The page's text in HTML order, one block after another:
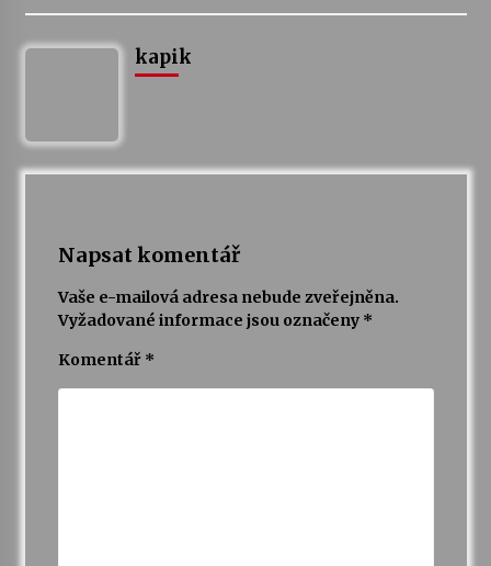
kapik
Napsat komentář
Vaše e-mailová adresa nebude zveřejněna.
Vyžadované informace jsou označeny *
Komentář *